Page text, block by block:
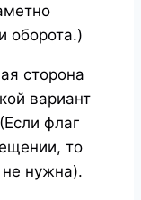
оборота.)
сторона
вариант
флаг
то
не нужна).